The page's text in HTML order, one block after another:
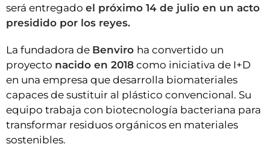
será entregado el próximo 14 de julio en un acto
presidido por los reyes.
La fundadora de Benviro ha convertido un
proyecto nacido en 2018 como iniciativa de I+D
en una empresa que desarrolla biomateriales
capaces de sustituir al plástico convencional. Su
equipo trabaja con biotecnología bacteriana para
transformar residuos orgánicos en materiales
sostenibles.